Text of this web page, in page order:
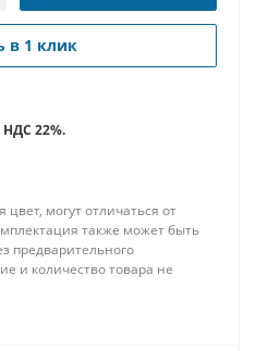
в 1 клик
НДС 22%.
могут отличаться от
также может быть
предварительного
и количество товара не